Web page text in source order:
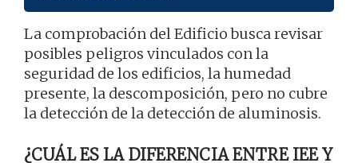
La comprobación del Edificio busca revisar
posibles peligros vinculados con la
seguridad de los edificios, la humedad
presente, la descomposición, pero no cubre
la detección de la detección de aluminosis.
¿CUÁL ES LA DIFERENCIA ENTRE IEE Y